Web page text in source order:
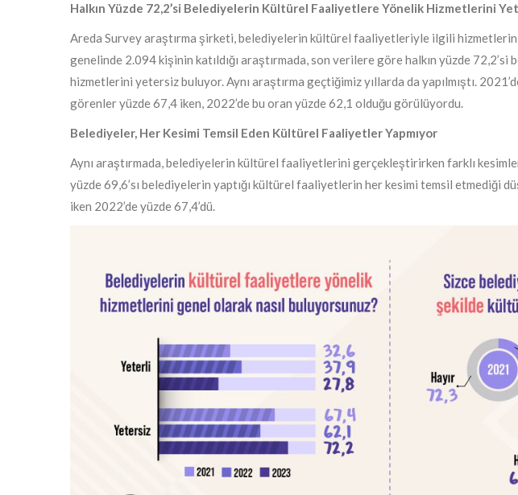
Halkın Yüzde 72,2’si Belediyelerin Kültürel Faaliyetlere Yönelik Hizmetlerini
Areda Survey araştırma şirketi, belediyelerin kültürel faaliyetleriyle ilgili hizmetlerin
genelinde 2.094 kişinin katıldığı araştırmada, son verilere göre halkın yüzde
hizmetlerini yetersiz buluyor. Aynı araştırma geçtiğimiz yıllarda da yapılmıştı.
görenler yüzde 67,4 iken, 2022’de bu oran yüzde 62,1 olduğu görülüyordu.
Belediyeler, Her Kesimi Temsil Eden Kültürel Faaliyetler Yapmıyor
Aynı araştırmada, belediyelerin kültürel faaliyetlerini gerçekleştirirken farklı
yüzde 69,6’sı belediyelerin yaptığı kültürel faaliyetlerin her kesimi temsil etmediği
iken 2022’de yüzde 67,4’dü.